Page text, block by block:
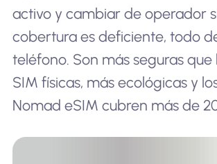
activo y cambiar de operador
cobertura es deficiente, todo
teléfono. Son más seguras
SIM físicas, más ecológicas y
Nomad eSIM cubren más de